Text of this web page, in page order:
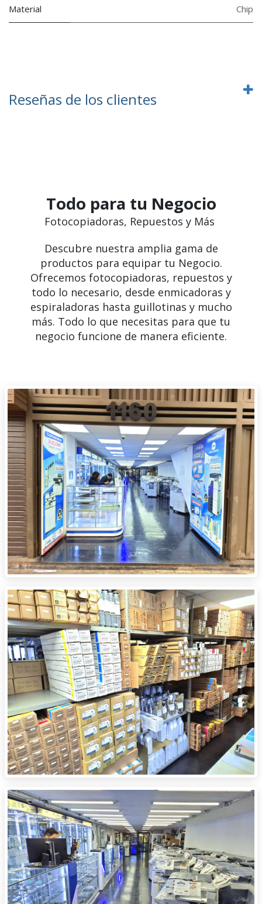
Material Chip
Reseñas de los clientes
Todo para tu Negocio
Fotocopiadoras, Repuestos y Más
Descubre nuestra amplia gama de
productos para equipar tu Negocio.
Ofrecemos fotocopiadoras, repuestos y
todo lo necesario, desde enmicadoras y
espiraladoras hasta guillotinas y mucho
más. Todo lo que necesitas para que tu
negocio funcione de manera eficiente.